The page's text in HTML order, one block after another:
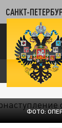
САНКТ-
ФОТО: